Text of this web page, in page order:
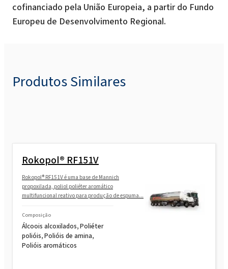
cofinanciado pela União Europeia, a partir do Fundo
Europeu de Desenvolvimento Regional.
Produtos Similares
Rokopol® RF151V
Rokopol® RF151V é uma base de Mannich
propoxilada, poliol poliéter aromático
multifuncional reativo para produção de espuma...
Composição
Álcoois alcoxilados, Poliéter
polióis, Polióis de amina,
Polióis aromáticos